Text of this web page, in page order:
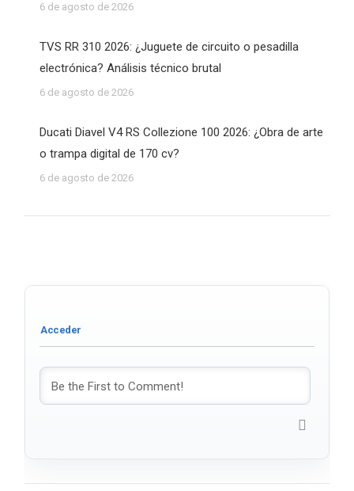
6 de agosto de 2026
TVS RR 310 2026: ¿Juguete de circuito o pesadilla
electrónica? Análisis técnico brutal
6 de agosto de 2026
Ducati Diavel V4 RS Collezione 100 2026: ¿Obra de arte
o trampa digital de 170 cv?
6 de agosto de 2026